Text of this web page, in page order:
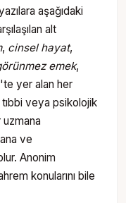
aşağıdaki
alt
, cinsel hayat,
emek,
yer alan her
veya psikolojik
ve
Anonim
konularını bile